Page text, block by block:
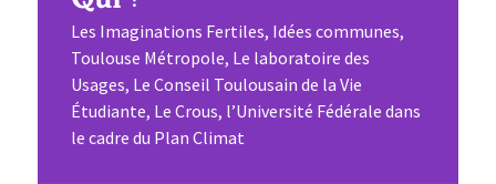
Les Imaginations Fertiles, Idées communes,
Toulouse Métropole, Le laboratoire des
Usages, Le Conseil Toulousain de la Vie
Étudiante, Le Crous, l’Université Fédérale dans
le cadre du Plan Climat